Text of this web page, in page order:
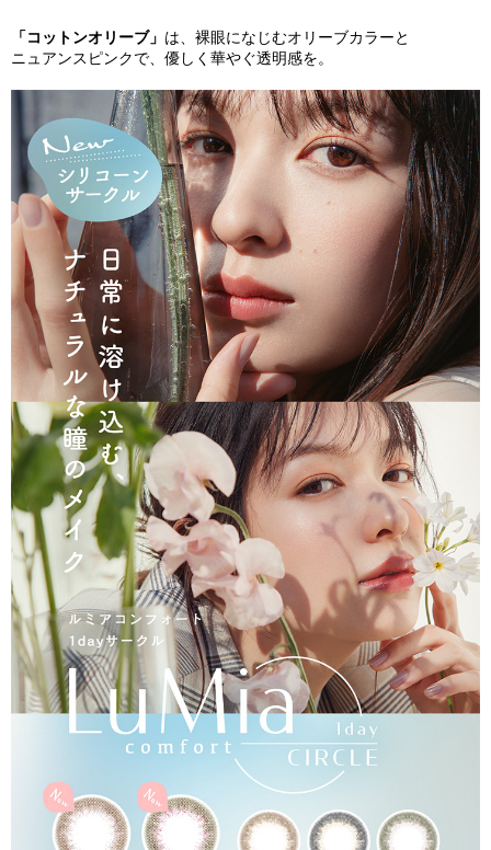
「コットンオリーブ」 は、裸眼になじむオリーブカラーと
ニュアンスピンクで、優しく華やぐ透明感を。